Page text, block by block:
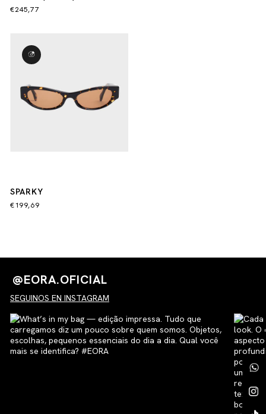
€245,77
SPARKY
€199,69
@EORA.OFICIAL
SEGUINOS EN INSTAGRAM